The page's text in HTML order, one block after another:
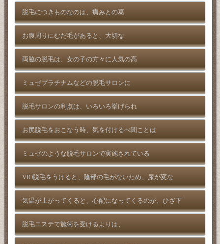
脱毛につきものなのは、痛みとの葛
お腹周りにむだ毛があると、大切な
両脇の脱毛は、女の子の方々に人気の高
ミュゼプラチナムなどの脱毛サロンに
脱毛サロンの利点は、いろいろ挙げられ
お尻脱毛をおこなう時、気を付けるべ聞ことは
ミュゼのような脱毛サロンで実施されている
VIO脱毛をうけると、陰部の毛がないため、尿が変な
気温が上がってくると、心配になってくるのが、ひざ下
脱毛エステで施術を受けるよりは、